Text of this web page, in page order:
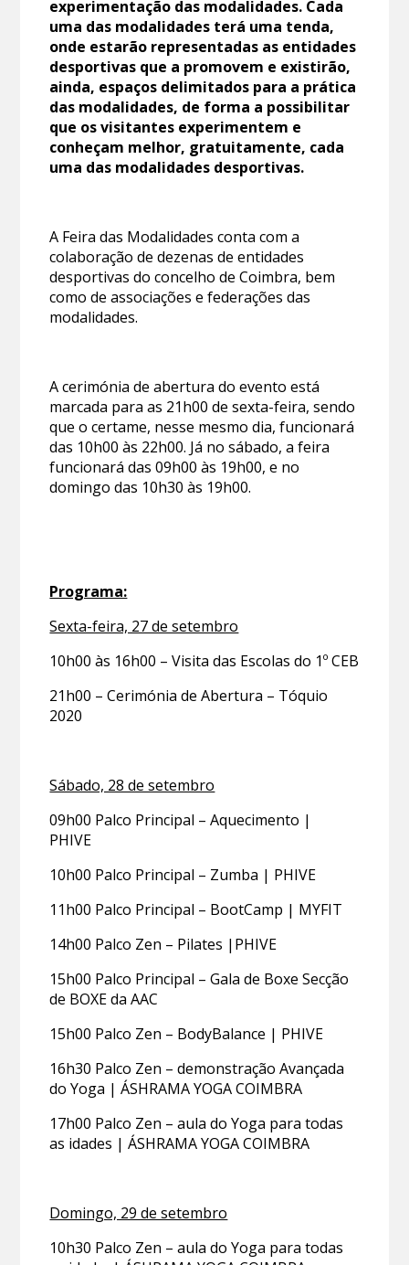
experimentação das modalidades. Cada
uma das modalidades terá uma tenda,
onde estarão representadas as entidades
desportivas que a promovem e existirão,
ainda, espaços delimitados para a prática
das modalidades, de forma a possibilitar
que os visitantes experimentem e
conheçam melhor, gratuitamente, cada
uma das modalidades desportivas.
A Feira das Modalidades conta com a
colaboração de dezenas de entidades
desportivas do concelho de Coimbra, bem
como de associações e federações das
modalidades.
A cerimónia de abertura do evento está
marcada para as 21h00 de sexta-feira, sendo
que o certame, nesse mesmo dia, funcionará
das 10h00 às 22h00. Já no sábado, a feira
funcionará das 09h00 às 19h00, e no
domingo das 10h30 às 19h00.
Programa:
Sexta-feira, 27 de setembro
10h00 às 16h00 – Visita das Escolas do 1º CEB
21h00 – Cerimónia de Abertura – Tóquio
2020
Sábado, 28 de setembro
09h00 Palco Principal – Aquecimento |
PHIVE
10h00 Palco Principal – Zumba | PHIVE
11h00 Palco Principal – BootCamp | MYFIT
14h00 Palco Zen – Pilates |PHIVE
15h00 Palco Principal – Gala de Boxe Secção
de BOXE da AAC
15h00 Palco Zen – BodyBalance | PHIVE
16h30 Palco Zen – demonstração Avançada
do Yoga | ÁSHRAMA YOGA COIMBRA
17h00 Palco Zen – aula do Yoga para todas
as idades | ÁSHRAMA YOGA COIMBRA
Domingo, 29 de setembro
10h30 Palco Zen – aula do Yoga para todas